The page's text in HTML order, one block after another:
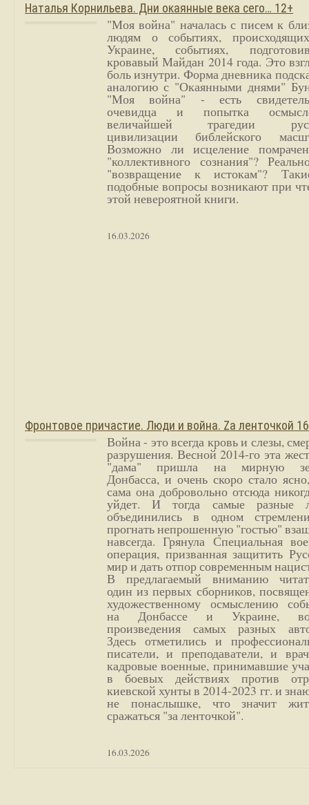
Наталья Корнильева. Дни окаянные века сего… 12+
"Моя война" началась с писем к
людям о событиях,
Украине, событиях,
кровавый Майдан 2014 года. Это
боль изнутри. Форма дневника
аналогию с "Окаянными днями"
"Моя война" - есть
очевидца и попытка
величайшей трагедии
цивилизации библейского
Возможно ли исцеление
"коллективного сознания"?
"возвращение к истокам"?
подобные вопросы возникают при
этой невероятной книги.
16.03.2026
Фронтовое причастие. Люди и война. Zа ленточкой
Война - это всегда кровь и слезы,
разрушения. Весной 2014-го эта
"дама" пришла на мирную
Донбасса, и очень скоро стало
сама она добровольно отсюда
уйдет. И тогда самые разные
объединились в одном
прогнать непрошенную "гостью"
навсегда. Грянула Специальная
операция, призванная защитить
мир и дать отпор современным
В предлагаемый вниманию
один из первых сборников,
художественному осмыслению
на Донбассе и Украине,
произведения самых разных
Здесь отметились и
писатели, и преподаватели, и
кадровые военные, принимавшие
в боевых действиях против
киевской хунты в 2014-2023 гг. и
не понаслышке, что значит
сражаться "за ленточкой".
16.03.2026